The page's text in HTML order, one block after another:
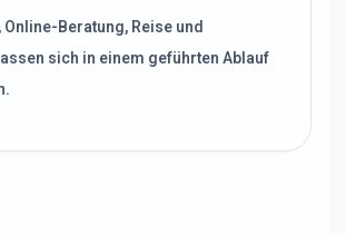
Beratung, Reise und
sich in einem geführten Ablauf